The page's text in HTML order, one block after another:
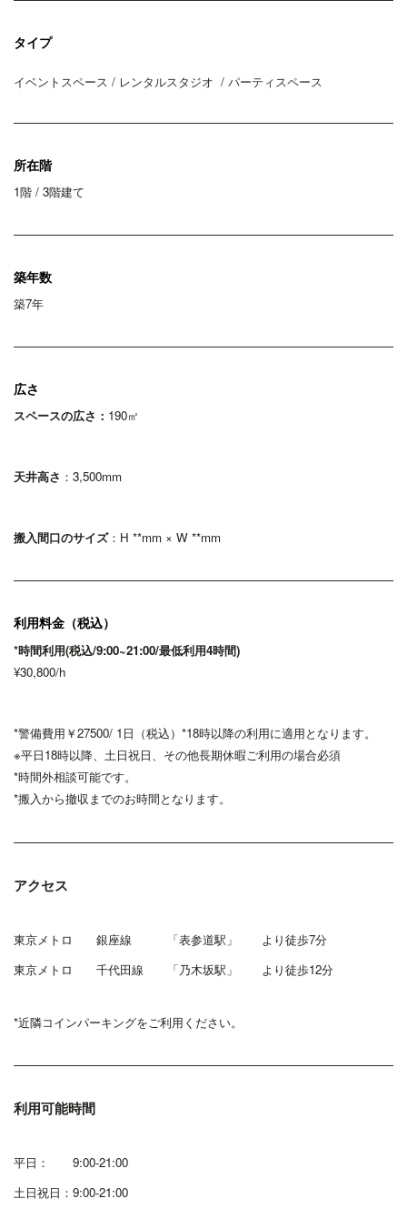
タイプ
イベントスペース / レンタルスタジオ / パーティスペース
所在階
1階 / 3階建て
築年数
築7年
広さ
スペースの広さ： 190㎡
天井高さ ：3,500mm
搬入間口のサイズ：H **mm × W **mm
利用料金（税込）
*時間利用(税込/9:00~21:00/最低利用4時間)
¥30,800/h
*警備費用￥27500/ 1日（税込）*18時以降の利用に適用となります。
※平日18時以降、土日祝日、その他長期休暇ご利用の場合必須
*時間外相談可能です。
*搬入から撤収までのお時間となります。
アクセス
東京メトロ 銀座線 「表参道駅」 より徒歩7分
東京メトロ 千代田線 「乃木坂駅」 より徒歩12分
*近隣コインパーキングをご利用ください。
利用可能時間
平日： 9:00-21:00
土日祝日：9:00-21:00